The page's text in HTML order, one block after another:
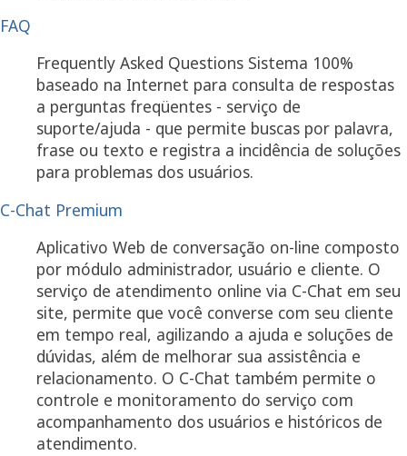
FAQ
Frequently Asked Questions Sistema 100%
baseado na Internet para consulta de respostas
a perguntas freqüentes - serviço de
suporte/ajuda - que permite buscas por palavra,
frase ou texto e registra a incidência de soluções
para problemas dos usuários.
C-Chat Premium
Aplicativo Web de conversação on-line composto
por módulo administrador, usuário e cliente. O
serviço de atendimento online via C-Chat em seu
site, permite que você converse com seu cliente
em tempo real, agilizando a ajuda e soluções de
dúvidas, além de melhorar sua assistência e
relacionamento. O C-Chat também permite o
controle e monitoramento do serviço com
acompanhamento dos usuários e históricos de
atendimento.